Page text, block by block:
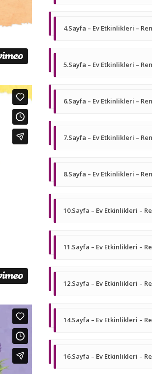
4.Sayfa – Ev Etkinlikleri –
5.Sayfa – Ev Etkinlikleri –
6.Sayfa – Ev Etkinlikleri –
7.Sayfa – Ev Etkinlikleri –
8.Sayfa – Ev Etkinlikleri –
10.Sayfa – Ev Etkinlikleri –
11.Sayfa – Ev Etkinlikleri –
12.Sayfa – Ev Etkinlikleri –
14.Sayfa – Ev Etkinlikleri –
16.Sayfa – Ev Etkinlikleri –